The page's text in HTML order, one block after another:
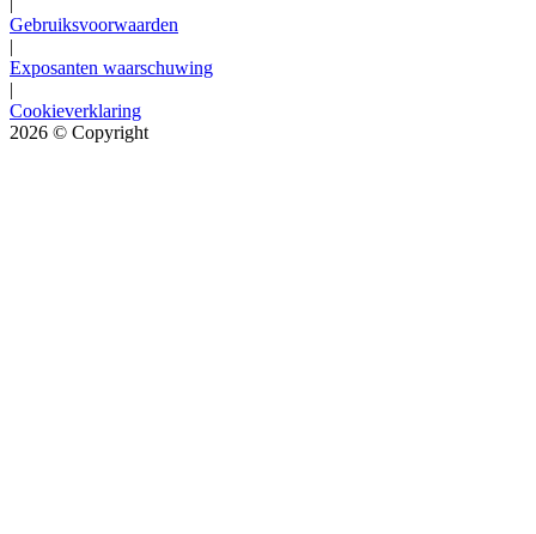
Gebruiksvoorwaarden
|
Exposanten waarschuwing
|
Cookieverklaring
2026 © Copyright